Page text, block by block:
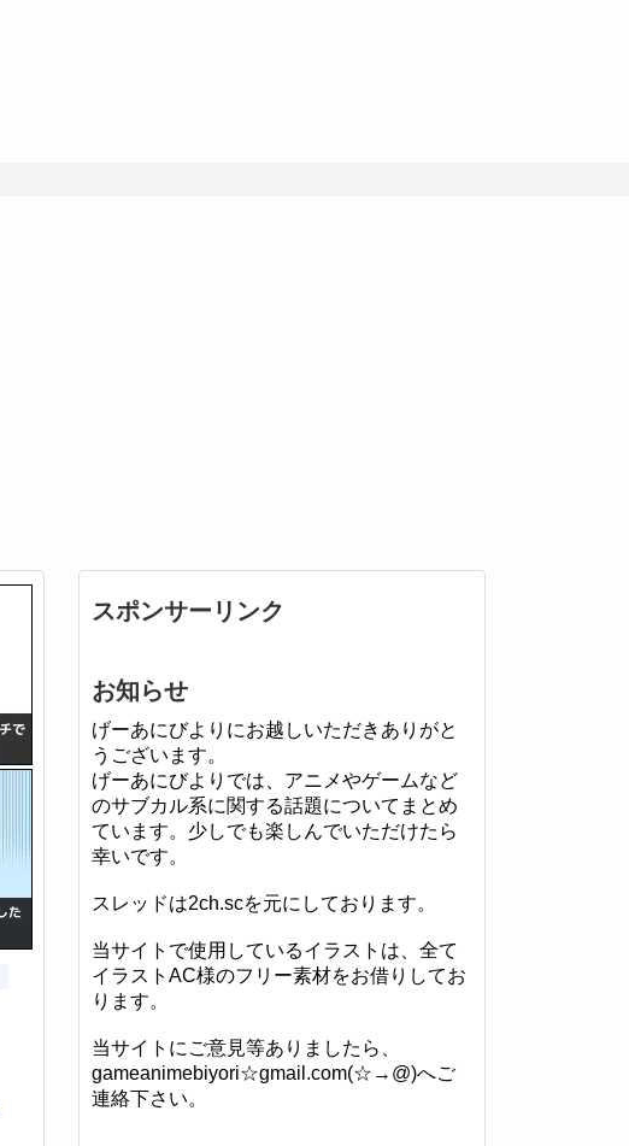
スポンサーリンク
お知らせ
げーあにびよりにお越しいただきありがと
うございます。
げーあにびよりでは、アニメやゲームなど
のサブカル系に関する話題についてまとめ
ています。少しでも楽しんでいただけたら
幸いです。
スレッドは2ch.scを元にしております。
当サイトで使用しているイラストは、全て
イラストAC様のフリー素材をお借りしてお
ります。
当サイトにご意見等ありましたら、
gameanimebiyori☆gmail.com(☆→@)へご
連絡下さい。